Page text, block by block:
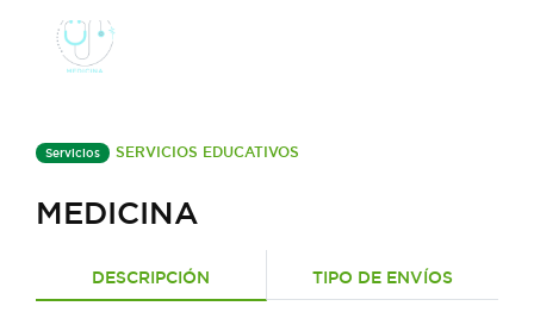
Servicios SERVICIOS EDUCATIVOS
MEDICINA
DESCRIPCIÓN TIPO DE ENVÍOS